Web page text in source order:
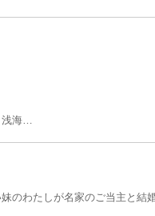
られるとできなくなる。
私と結婚するつもり!?
海を
のわたしが名家のご当主と結